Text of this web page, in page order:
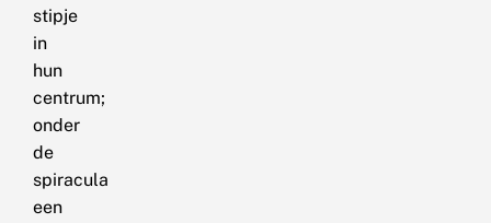
stipje
in
hun
centrum;
onder
de
spiracula
een